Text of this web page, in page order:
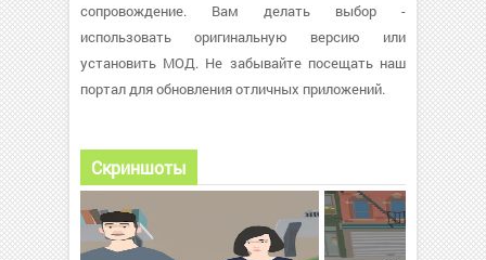
сопровождение. Вам делать выбор -
использовать оригинальную версию или
установить МОД. Не забывайте посещать наш
портал для обновления отличных приложений.
Скриншоты